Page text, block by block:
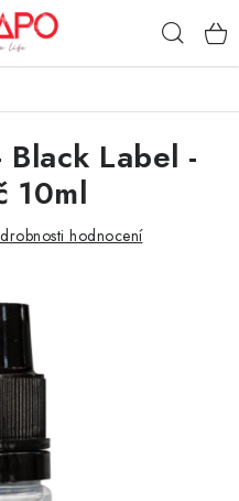
Label -
10ml
hodnocení